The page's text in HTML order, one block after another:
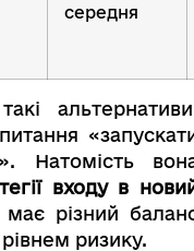
середня
Натомість
входу в
різний
ризику.